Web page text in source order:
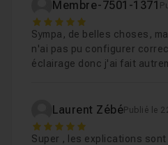
Leçon 11
Leçon 12 Le dodge and
Les finitions
Membre-7501-1371
5
Sympa, de belles choses,
n'ai pas pu configurer
éclairage donc j'ai fait
Laurent ZébéPublié le
5
Super , les explications